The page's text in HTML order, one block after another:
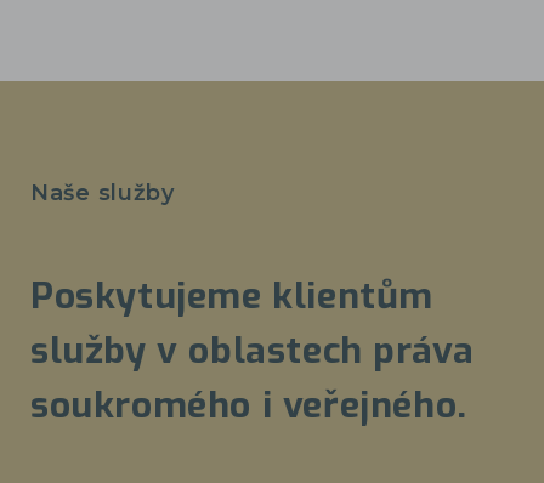
Naše služby
Poskytujeme klientům
služby v oblastech práva
soukromého i veřejného.